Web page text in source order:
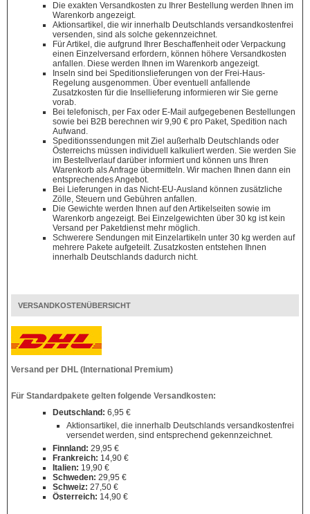
Die exakten Versandkosten zu Ihrer Bestellung werden Ihnen im
Warenkorb angezeigt.
Aktionsartikel, die wir innerhalb Deutschlands versandkostenfrei
versenden, sind als solche gekennzeichnet.
Für Artikel, die aufgrund Ihrer Beschaffenheit oder Verpackung
einen Einzelversand erfordern, können höhere Versandkosten
anfallen. Diese werden Ihnen im Warenkorb angezeigt.
Inseln sind bei Speditionslieferungen von der Frei-Haus-
Regelung ausgenommen. Über eventuell anfallende
Zusatzkosten für die Insellieferung informieren wir Sie gerne
vorab.
Bei telefonisch, per Fax oder E-Mail aufgegebenen Bestellungen
sowie bei B2B berechnen wir 9,90 € pro Paket, Spedition nach
Aufwand.
Speditionssendungen mit Ziel außerhalb Deutschlands oder
Österreichs müssen individuell kalkuliert werden. Sie werden Sie
im Bestellverlauf darüber informiert und können uns Ihren
Warenkorb als Anfrage übermitteln. Wir machen Ihnen dann ein
entsprechendes Angebot.
Bei Lieferungen in das Nicht-EU-Ausland können zusätzliche
Zölle, Steuern und Gebühren anfallen.
Die Gewichte werden Ihnen auf den Artikelseiten sowie im
Warenkorb angezeigt. Bei Einzelgewichten über 30 kg ist kein
Versand per Paketdienst mehr möglich.
Schwerere Sendungen mit Einzelartikeln unter 30 kg werden auf
mehrere Pakete aufgeteilt. Zusatzkosten entstehen Ihnen
innerhalb Deutschlands dadurch nicht.
VERSANDKOSTENÜBERSICHT
Versand per DHL (International Premium)
Für Standardpakete gelten folgende Versandkosten:
Deutschland: 6,95 €
Aktionsartikel, die innerhalb Deutschlands versandkostenfrei
versendet werden, sind entsprechend gekennzeichnet.
Finnland: 29,95 €
Frankreich: 14,90 €
Italien: 19,90 €
Schweden: 29,95 €
Schweiz: 27,50 €
Österreich: 14,90 €